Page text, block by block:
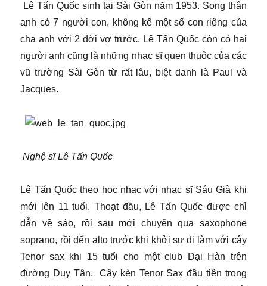
Lê Tấn Quốc sinh tại Sài Gòn năm 1953. Song thân
anh có 7 người con, không kể một số con riêng của
cha anh với 2 đời vợ trước. Lê Tấn Quốc còn có hai
người anh cũng là những nhạc sĩ quen thuộc của các
vũ trường Sài Gòn từ rất lâu, biệt danh là Paul và
Jacques.
Nghệ sĩ Lê Tấn Quốc
Lê Tấn Quốc theo học nhạc với nhạc sĩ Sáu Già khi
mới lên 11 tuổi. Thoạt đầu, Lê Tấn Quốc được chỉ
dẫn về sáo, rồi sau mới chuyển qua saxophone
soprano, rồi đến alto trước khi khởi sự đi làm với cây
Tenor sax khi 15 tuổi cho một club Đại Hàn trên
đường Duy Tân. Cây kèn Tenor Sax đầu tiên trong